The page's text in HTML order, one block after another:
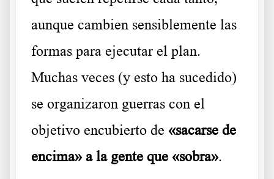
aunque cambien sensiblemente las
formas para ejecutar el plan.
Muchas veces (y esto ha sucedido)
se organizaron guerras con el
objetivo encubierto de «sacarse de
encima» a la gente que «sobra».